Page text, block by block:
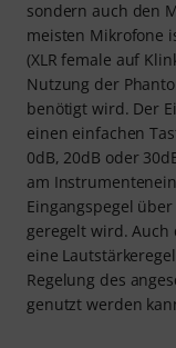
sondern auch den
meisten Mikrofone
(XLR female auf
Nutzung der
benötigt wird. Der
einen einfachen
0dB, 20dB oder
am
Eingangspegel
geregelt wird.
eine
Regelung des
genutzt werden